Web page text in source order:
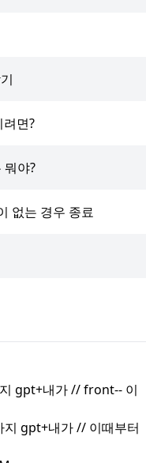
면?
야?
없는 경우 종료
gpt+내가 //front-- 이
지 gpt+내가 // 이때부터